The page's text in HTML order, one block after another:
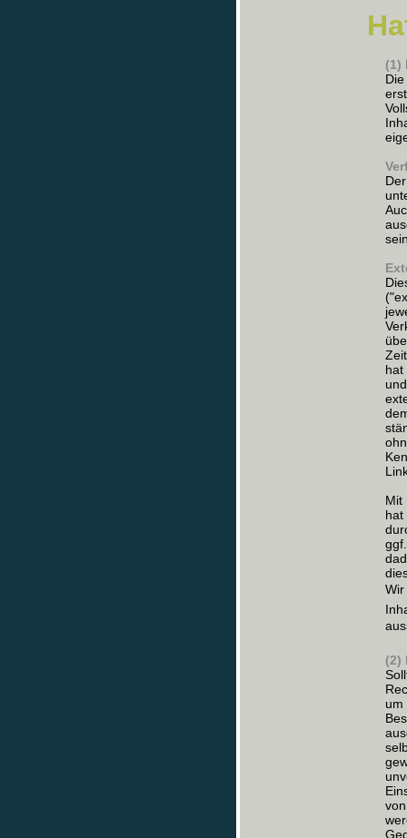
(1)
hat
Mit
hat
(2)
um